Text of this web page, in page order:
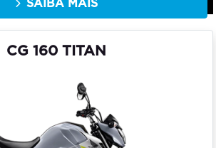
SAIBA MAIS
CG 160 TITAN